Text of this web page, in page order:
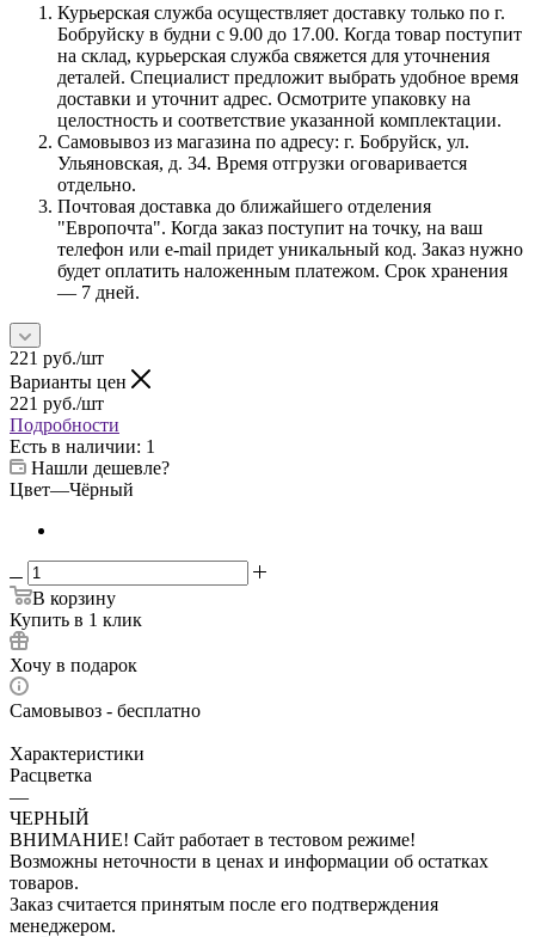
Курьерская служба осуществляет доставку только по г.
Бобруйску в будни с 9.00 до 17.00. Когда товар поступит
на склад, курьерская служба свяжется для уточнения
деталей. Специалист предложит выбрать удобное время
доставки и уточнит адрес. Осмотрите упаковку на
целостность и соответствие указанной комплектации.
Самовывоз из магазина по адресу: г. Бобруйск, ул.
Ульяновская, д. 34. Время отгрузки оговаривается
отдельно.
Почтовая доставка до ближайшего отделения
"Европочта". Когда заказ поступит на точку, на ваш
телефон или e-mail придет уникальный код. Заказ нужно
будет оплатить наложенным платежом. Срок хранения
— 7 дней.
221 руб./шт
Варианты цен
221 руб./шт
Подробности
Есть в наличии: 1
Нашли дешевле?
Цвет—Чёрный
В корзину
Купить в 1 клик
Хочу в подарок
Самовывоз - бесплатно
Характеристики
Расцветка
—
ЧЕРНЫЙ
ВНИМАНИЕ! Сайт работает в тестовом режиме!
Возможны неточности в ценах и информации об остатках
товаров.
Заказ считается принятым после его подтверждения
менеджером.